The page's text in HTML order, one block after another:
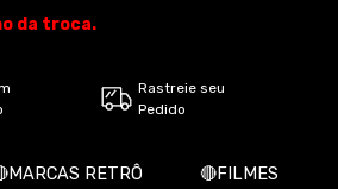
da troca.
Rastreie seu
Pedido
RETRÔ
🔴FILMES